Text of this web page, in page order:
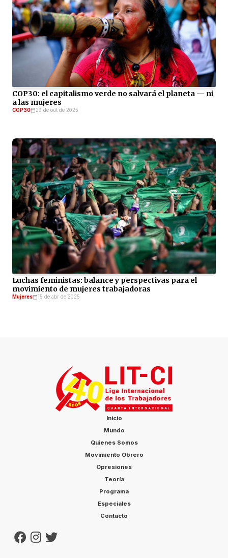
COP30: el capitalismo verde no salvará el planeta — ni
a las mujeres
COP30 29 de out de 2025
Luchas feministas: balance y perspectivas para el
movimiento de mujeres trabajadoras
Mujeres 15 de abr de 2025
Inicio
Mundo
Quienes Somos
Movimiento Obrero
Opresiones
Teoría
Programa
Especiales
Contacto